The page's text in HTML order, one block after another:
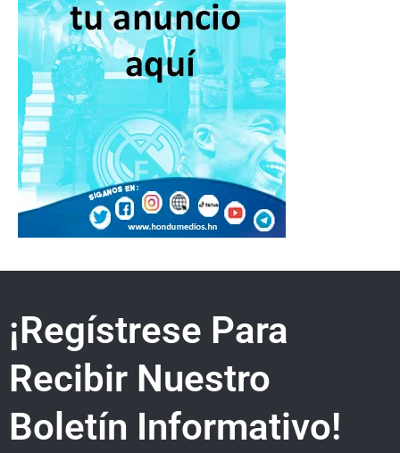
¡Regístrese Para
Recibir Nuestro
Boletín Informativo!